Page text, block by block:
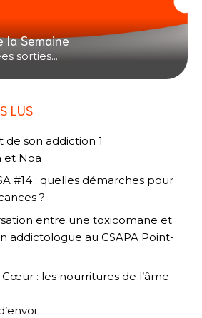
la Semaine
sorties...
LUS
de son addiction 1
et Noa
#14 : quelles démarches pour
?
entre une toxicomane et
addictologue au CSAPA Point-
: les nourritures de l’âme